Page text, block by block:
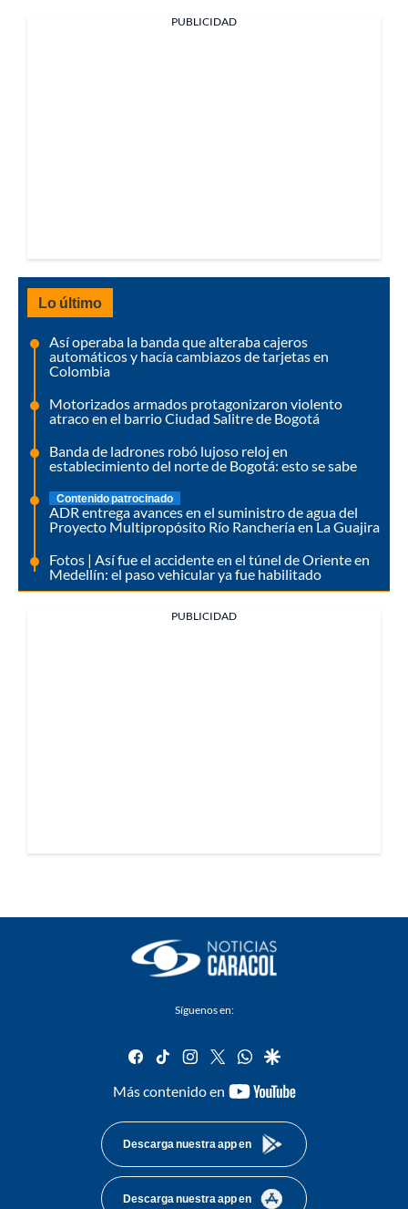
PUBLICIDAD
Lo último
Así operaba la banda que alteraba cajeros
automáticos y hacía cambiazos de tarjetas en
Colombia
Motorizados armados protagonizaron violento
atraco en el barrio Ciudad Salitre de Bogotá
Banda de ladrones robó lujoso reloj en
establecimiento del norte de Bogotá: esto se sabe
Contenido patrocinado
ADR entrega avances en el suministro de agua del
Proyecto Multipropósito Río Ranchería en La Guajira
Fotos | Así fue el accidente en el túnel de Oriente en
Medellín: el paso vehicular ya fue habilitado
PUBLICIDAD
Síguenos en:
facebook
tiktok instagram
twitterwhatsapp
google
Más contenido en
youtube-
Descarga nuestra app en
Descarga nuestra app en